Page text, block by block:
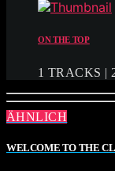
ON THE TOP
1 TRACKS |
ÄHNLICH
WELCOME TO THE